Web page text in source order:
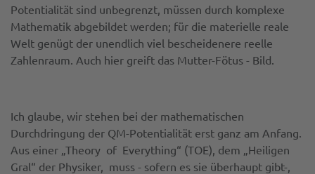
Potentialität sind unbegrenzt, müssen durch komplexe
Mathematik abgebildet werden; für die materielle reale
Welt genügt der unendlich viel bescheidenere reelle
Zahlenraum. Auch hier greift das Mutter-Fötus - Bild.
Ich glaube, wir stehen bei der mathematischen
Durchdringung der QM-Potentialität erst ganz am Anfang.
Aus einer „Theory of Everything“ (TOE), dem „Heiligen
Gral“ der Physiker, muss - sofern es sie überhaupt gibt-,